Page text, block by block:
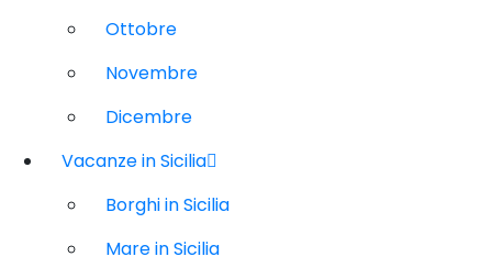
Ottobre
Novembre
Dicembre
Vacanze in Sicilia
Borghi in Sicilia
Mare in Sicilia